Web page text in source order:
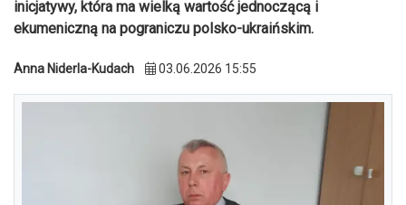
inicjatywy, która ma wielką wartość jednoczącą i
ekumeniczną na pograniczu polsko-ukraińskim.
Anna Niderla-Kudach 03.06.2026 15:55